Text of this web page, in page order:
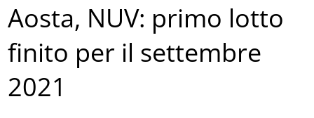
Aosta, NUV: primo lotto
finito per il settembre
2021